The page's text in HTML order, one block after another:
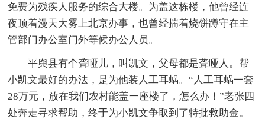
免费为残疾人服务的综合大楼。为盖这栋楼，他曾经连
夜顶着漫天大雾上北京办事，也曾经揣着烧饼蹲守在主
管部门办公室门外等候办公人员。
平舆县有个聋哑儿，叫凯文，父母都是聋哑人。帮
小凯文最好的办法，是为他装人工耳蜗。“人工耳蜗一套
28万元，放在我们农村能盖一座楼了，怎么办！”老张四
处奔走寻求帮助，终于为小凯文争取到了特批救助金。